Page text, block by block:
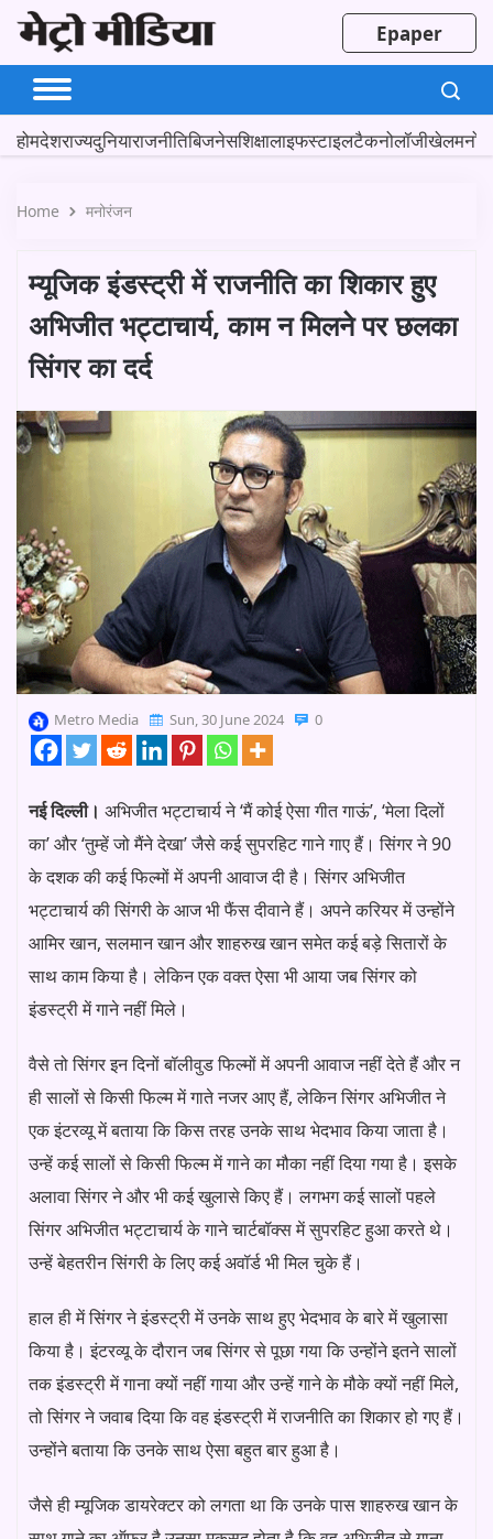
Epaper
होमदेशराज्यदुनियाराजनीतिबिजनेसशिक्षालाइफस्टाइलटैकनोलॉजीखेल
Home मनोरंजन
म्यूजिक इंडस्ट्री में राजनीति का शिकार हुए
अभिजीत भट्टाचार्य, काम न मिलने पर छलका
सिंगर का दर्द
Metro Media Sun, 30 June 2024 0
नई दिल्ली। अभिजीत भट्टाचार्य ने ‘मैं कोई ऐसा गीत गाऊं’, ‘मेला दिलों
का’ और ‘तुम्हें जो मैंने देखा’ जैसे कई सुपरहिट गाने गाए हैं। सिंगर ने 90
के दशक की कई फिल्मों में अपनी आवाज दी है। सिंगर अभिजीत
भट्टाचार्य की सिंगरी के आज भी फैंस दीवाने हैं। अपने करियर में उन्होंने
आमिर खान, सलमान खान और शाहरुख खान समेत कई बड़े सितारों के
साथ काम किया है। लेकिन एक वक्त ऐसा भी आया जब सिंगर को
इंडस्ट्री में गाने नहीं मिले।
वैसे तो सिंगर इन दिनों बॉलीवुड फिल्मों में अपनी आवाज नहीं देते हैं और न
ही सालों से किसी फिल्म में गाते नजर आए हैं, लेकिन सिंगर अभिजीत ने
एक इंटरव्यू में बताया कि किस तरह उनके साथ भेदभाव किया जाता है।
उन्हें कई सालों से किसी फिल्म में गाने का मौका नहीं दिया गया है। इसके
अलावा सिंगर ने और भी कई खुलासे किए हैं। लगभग कई सालों पहले
सिंगर अभिजीत भट्टाचार्य के गाने चार्टबॉक्स में सुपरहिट हुआ करते थे।
उन्हें बेहतरीन सिंगरी के लिए कई अवॉर्ड भी मिल चुके हैं।
हाल ही में सिंगर ने इंडस्ट्री में उनके साथ हुए भेदभाव के बारे में खुलासा
किया है। इंटरव्यू के दौरान जब सिंगर से पूछा गया कि उन्होंने इतने सालों
तक इंडस्ट्री में गाना क्यों नहीं गाया और उन्हें गाने के मौके क्यों नहीं मिले,
तो सिंगर ने जवाब दिया कि वह इंडस्ट्री में राजनीति का शिकार हो गए हैं।
उन्होंने बताया कि उनके साथ ऐसा बहुत बार हुआ है।
जैसे ही म्यूजिक डायरेक्टर को लगता था कि उनके पास शाहरुख खान के